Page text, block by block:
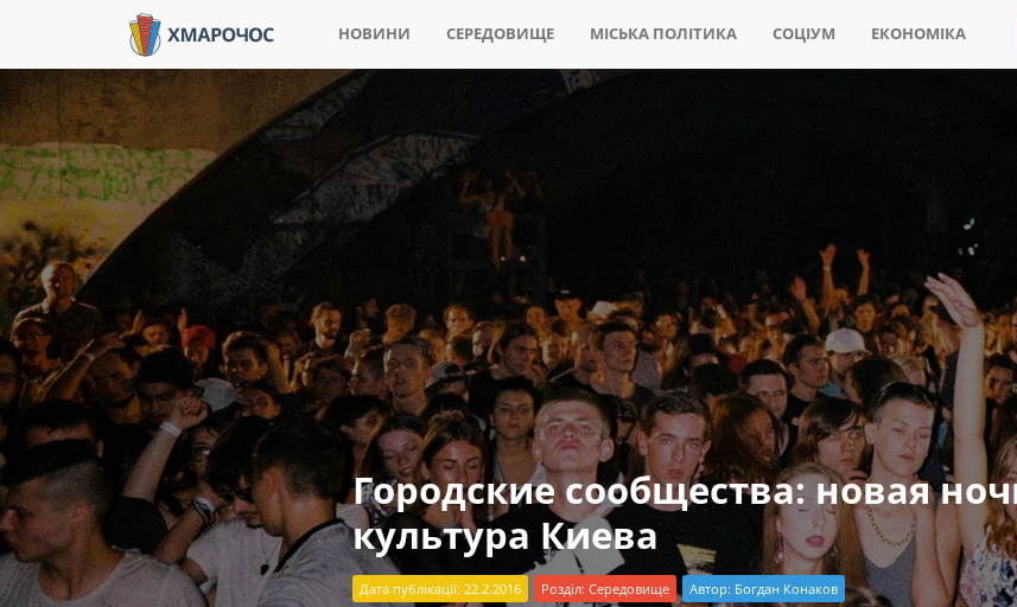
НОВИНИ СЕРЕДОВИЩЕ МІСЬКА ПОЛІТИКА СОЦІУМ ЕКОНОМІКА
Городские сообщества: новая
культура Киева
Дата публікації: 22.2.2016 Розділ: Середовище Автор: Богдан Конаков